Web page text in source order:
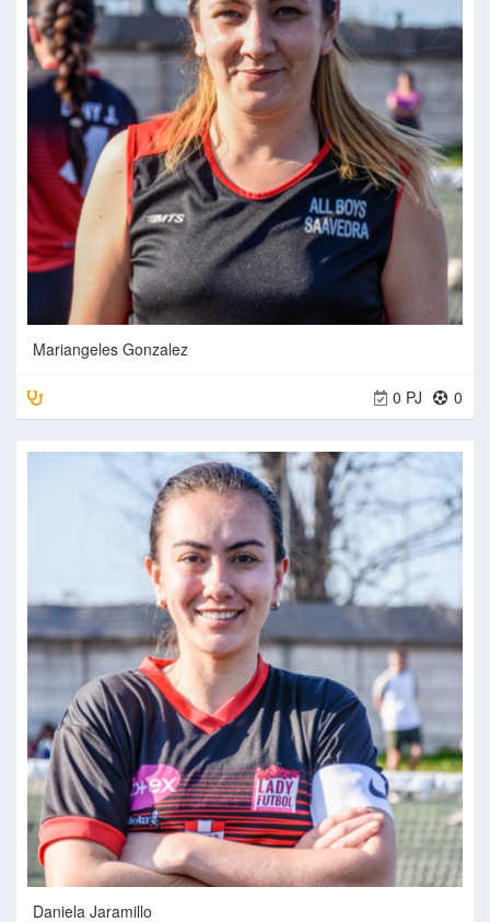
Mariangeles Gonzalez
0
0 PJ
Daniela Jaramillo